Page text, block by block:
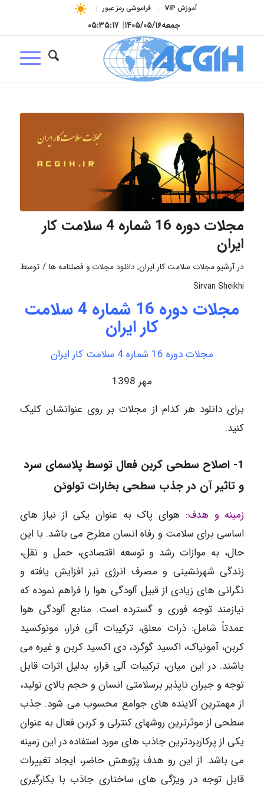
آموزش VIP فراموشی رمز عبور
جمعه۱۴۰۵/۰۵/۱۶| ۰۵:۳۵:۱۸
مجلات دوره 16 شماره 4 سلامت کار
ایران
درآرشیو مجلات سلامت کار ایران,دانلود مجلات و فصلنامه ها / توسط
Sirvan Sheikhi
مجلات دوره 16 شماره 4 سلامت
کار ایران
مجلات دوره 16 شماره 4 سلامت کار ایران
مهر 1398
برای دانلود هر کدام از مجلات بر روی عنوانشان کلیک
کنید.
1- اصلاح سطحی کربن فعال توسط پلاسمای سرد
و تاثیر آن در جذب سطحی بخارات تولوئن
زمینه و هدف: هوای پاک به عنوان یکی از نیاز های
اساسی برای سلامت و رفاه انسان مطرح می باشد. با این
حال، به موازات رشد و توسعه اقتصادی، حمل و نقل،
زندگی شهرنشینی و مصرف انرژی نیز افزایش یافته و
نگرانی های زیادی از قبیل آلودگی هوا را فراهم نموده که
نیازمند توجه فوری و گسترده است. منابع آلودگی هوا
عمدتاً شامل: ذرات معلق، ترکیبات آلی فرار، مونوکسید
کربن، آمونیاک، اکسید گوگرد، دی اکسید کربن و غیره می
باشند. در این میان، ترکیبات آلی فرار، بدلیل اثرات قابل
توجه و جبران ناپذیر برسلامتی انسان و حجم بالای تولید،
از مهمترین آلاینده های جوامع محسوب می شود. جذب
سطحی از موثرترین روشهای کنترلی و کربن فعال به عنوان
یکی از پرکاربردترین جاذب های مورد استفاده در این زمینه
می باشد. از این رو هدف پژوهش حاضر، ایجاد تغییرات
قابل توجه در ویژگی های ساختاری جاذب با بکارگیری